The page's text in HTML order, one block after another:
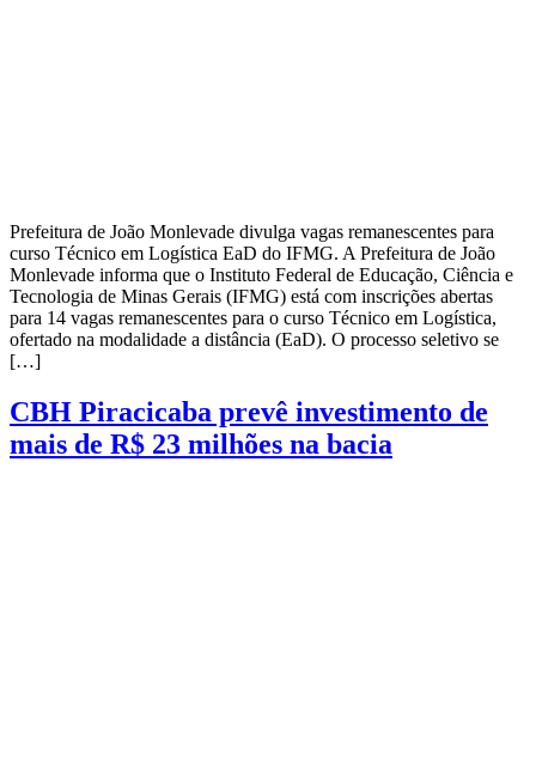
Prefeitura de João Monlevade divulga vagas remanescentes para
curso Técnico em Logística EaD do IFMG. A Prefeitura de João
Monlevade informa que o Instituto Federal de Educação, Ciência e
Tecnologia de Minas Gerais (IFMG) está com inscrições abertas
para 14 vagas remanescentes para o curso Técnico em Logística,
ofertado na modalidade a distância (EaD). O processo seletivo se
[…]
CBH Piracicaba prevê investimento de
mais de R$ 23 milhões na bacia